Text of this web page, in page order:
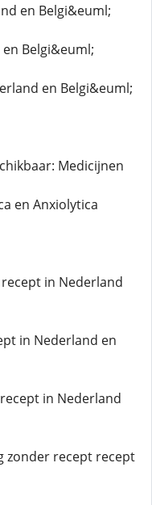
en Belgi&euml;
Belgi&euml;
en Belgi&euml;
Medicijnen
en Anxiolytica
in Nederland
in Nederland en
in Nederland
zonder recept recept